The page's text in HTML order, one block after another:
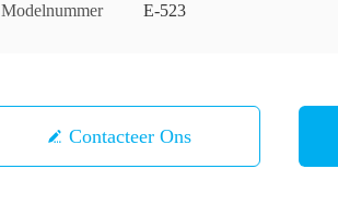
Modelnummer E-523
Contacteer Ons